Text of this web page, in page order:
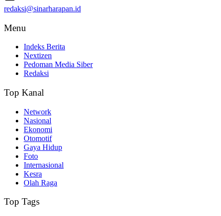
redaksi@sinarharapan.id
Menu
Indeks Berita
Nextizen
Pedoman Media Siber
Redaksi
Top Kanal
Network
Nasional
Ekonomi
Otomotif
Gaya Hidup
Foto
Internasional
Kesra
Olah Raga
Top Tags